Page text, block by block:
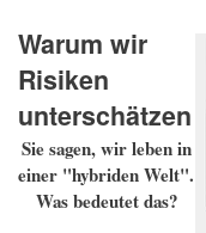
Warum wir
Risiken
unterschätzen
Sie sagen, wir leben in
einer "hybriden Welt".
Was bedeutet das?